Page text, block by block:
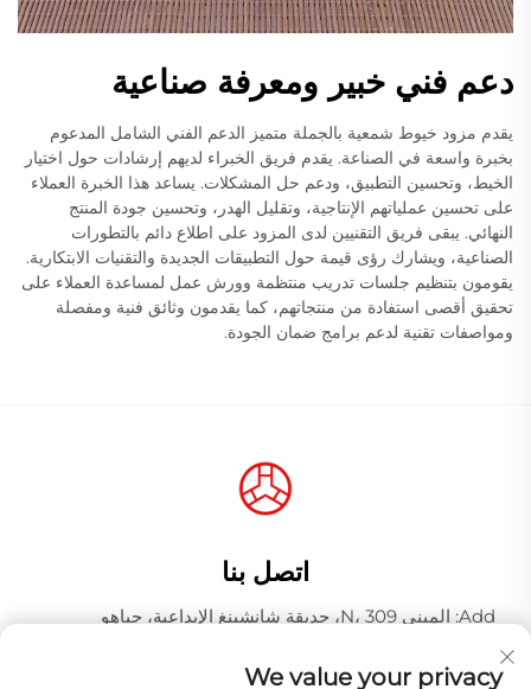
دعم فني خبير ومعرفة صناعية
يقدم مزود خيوط شمعية بالجملة متميز الدعم الفني الشامل المدعوم
بخبرة واسعة في الصناعة. يقدم فريق الخبراء لديهم إرشادات حول اختيار
الخيط، وتحسين التطبيق، ودعم حل المشكلات. يساعد هذا الخبرة العملاء
على تحسين عملياتهم الإنتاجية، وتقليل الهدر، وتحسين جودة المنتج
النهائي. يبقى فريق التقنيين لدى المزود على اطلاع دائم بالتطورات
الصناعية، ويشارك رؤى قيمة حول التطبيقات الجديدة والتقنيات الابتكارية.
يقومون بتنظيم جلسات تدريب منتظمة وورش عمل لمساعدة العملاء على
تحقيق أقصى استفادة من منتجاتهم، كما يقدمون وثائق فنية ومفصلة
ومواصفات تقنية لدعم برامج ضمان الجودة.
اتصل بنا
Add: المبنى N، 309، حديقة شانشينغ الإبداعية، جياهو
الصين، الرمز البريدي 510000
We value your privacy